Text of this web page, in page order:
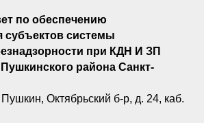
по обеспечению
субъектов системы
при КДН И ЗП
района Санкт-
Октябрьский б-р, д. 24, каб.